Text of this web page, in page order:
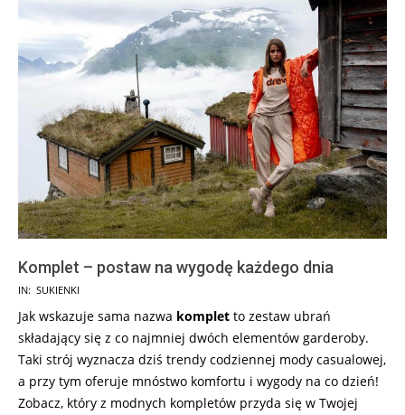
Komplet – postaw na wygodę każdego dnia
2026-
07-
29
IN: SUKIENKI
Jak wskazuje sama nazwa komplet to zestaw ubrań
składający się z co najmniej dwóch elementów garderoby.
Taki strój wyznacza dziś trendy codziennej mody casualowej,
a przy tym oferuje mnóstwo komfortu i wygody na co dzień!
Zobacz, który z modnych kompletów przyda się w Twojej